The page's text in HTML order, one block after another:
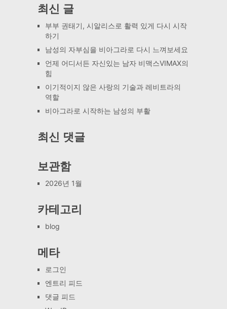
최신 글
부부 권태기, 시알리스로 활력 있게 다시 시작
하기
남성의 자부심을 비아그라로 다시 느껴보세요
언제 어디서든 자신있는 남자 비맥스VIMAX의
힘
이기적이지 않은 사랑의 기술과 레비트라의
역할
비아그라로 시작하는 남성의 부활
최신 댓글
보관함
2026년 1월
카테고리
blog
메타
로그인
엔트리 피드
댓글 피드